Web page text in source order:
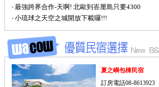
‧ 最強跨界合作-天啊! 北歐到峇厘島只要4300
‧ 小琉球之天空之城開放下載囉!!!
夏之嶼包棟民宿
訂房電話08-8613923